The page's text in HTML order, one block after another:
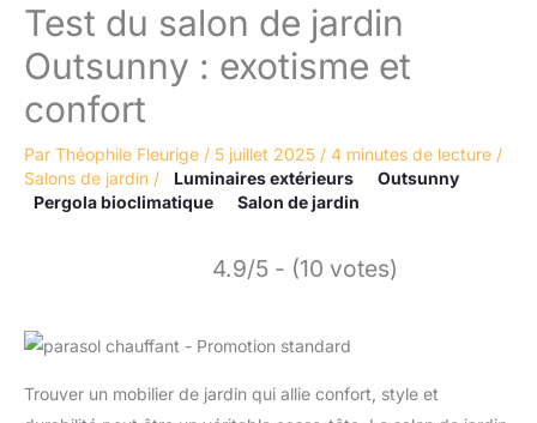
Test du salon de jardin
Outsunny : exotisme et
confort
Par Théophile Fleurige / 5 juillet 2025 / 4 minutes de lecture /
Salons de jardin / Luminaires extérieurs
Outsunny
Pergola bioclimatique
Salon de jardin
4.9/5 - (10 votes)
Trouver un mobilier de jardin qui allie confort, style et